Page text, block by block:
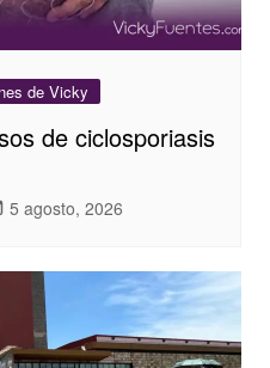
de Vicky
de ciclosporiasis
5 agosto, 2026